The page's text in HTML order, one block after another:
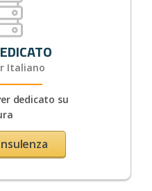
Italiano
dedicato su